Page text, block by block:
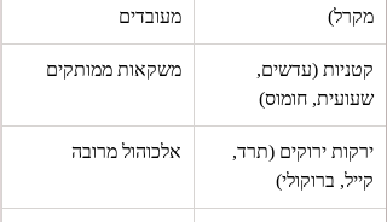
מקרל)
מעובדים
קטניות (עדשים,
שעועית, חומוס)
משקאות ממותקים
ירקות ירוקים (תרד,
קייל, ברוקולי)
אלכוהול מרובה